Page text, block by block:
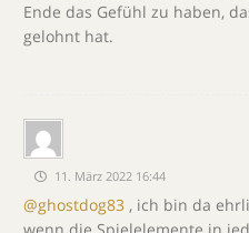
Ende das Gefühl zu haben,
gelohnt hat.
11. März 2022 16:44
@ghostdog83 , ich bin da